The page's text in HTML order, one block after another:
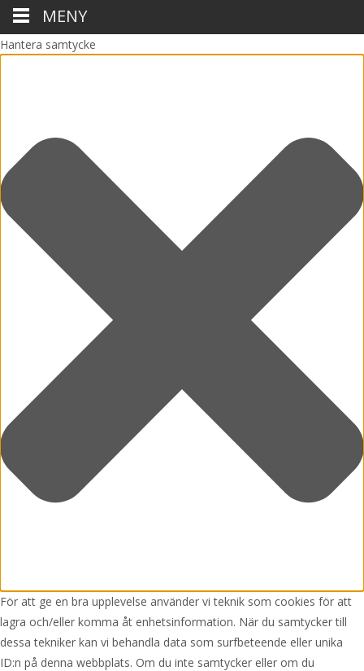
Hantera samtycke
För att ge en bra upplevelse använder vi teknik som cookies för att
lagra och/eller komma åt enhetsinformation. När du samtycker till
dessa tekniker kan vi behandla data som surfbeteende eller unika
ID:n på denna webbplats. Om du inte samtycker eller om du
MENY